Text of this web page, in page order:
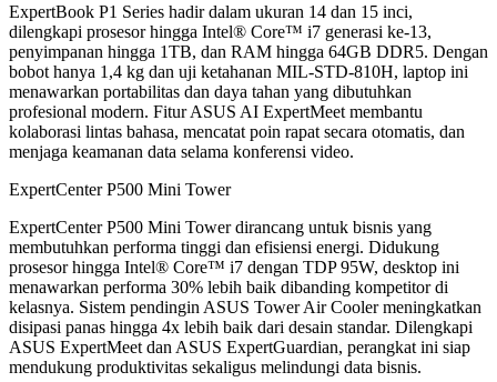
ExpertBook P1 Series hadir dalam ukuran 14 dan 15 inci,
dilengkapi prosesor hingga Intel® Core™ i7 generasi ke-13,
penyimpanan hingga 1TB, dan RAM hingga 64GB DDR5. Dengan
bobot hanya 1,4 kg dan uji ketahanan MIL-STD-810H, laptop ini
menawarkan portabilitas dan daya tahan yang dibutuhkan
profesional modern. Fitur ASUS AI ExpertMeet membantu
kolaborasi lintas bahasa, mencatat poin rapat secara otomatis, dan
menjaga keamanan data selama konferensi video.
ExpertCenter P500 Mini Tower
ExpertCenter P500 Mini Tower dirancang untuk bisnis yang
membutuhkan performa tinggi dan efisiensi energi. Didukung
prosesor hingga Intel® Core™ i7 dengan TDP 95W, desktop ini
menawarkan performa 30% lebih baik dibanding kompetitor di
kelasnya. Sistem pendingin ASUS Tower Air Cooler meningkatkan
disipasi panas hingga 4x lebih baik dari desain standar. Dilengkapi
ASUS ExpertMeet dan ASUS ExpertGuardian, perangkat ini siap
mendukung produktivitas sekaligus melindungi data bisnis.